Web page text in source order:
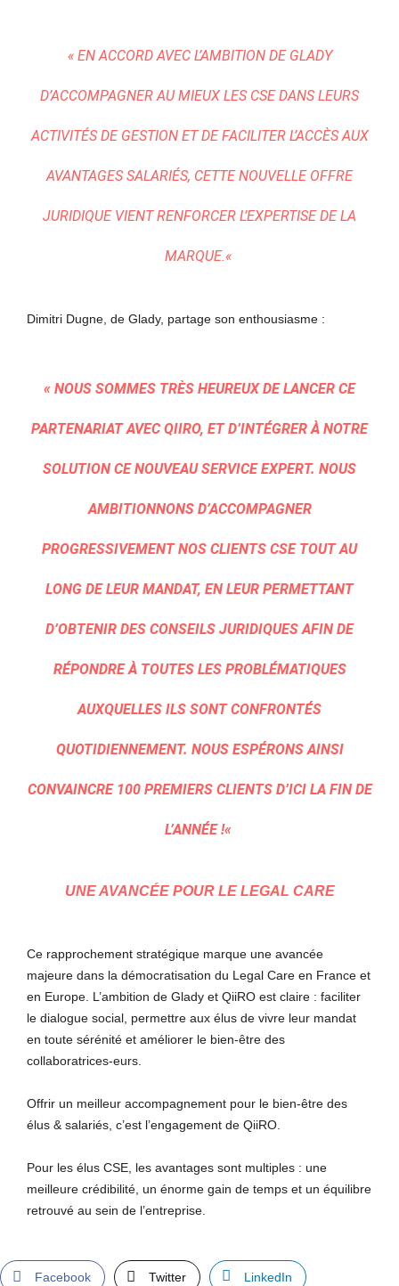
« EN ACCORD AVEC L’AMBITION DE GLADY
D’ACCOMPAGNER AU MIEUX LES CSE DANS LEURS
ACTIVITÉS DE GESTION ET DE FACILITER L’ACCÈS AUX
AVANTAGES SALARIÉS, CETTE NOUVELLE OFFRE
JURIDIQUE VIENT RENFORCER L’EXPERTISE DE LA
MARQUE.«
Dimitri Dugne, de Glady, partage son enthousiasme :
« NOUS SOMMES TRÈS HEUREUX DE LANCER CE
PARTENARIAT AVEC QIIRO, ET D’INTÉGRER À NOTRE
SOLUTION CE NOUVEAU SERVICE EXPERT. NOUS
AMBITIONNONS D’ACCOMPAGNER
PROGRESSIVEMENT NOS CLIENTS CSE TOUT AU
LONG DE LEUR MANDAT, EN LEUR PERMETTANT
D’OBTENIR DES CONSEILS JURIDIQUES AFIN DE
RÉPONDRE À TOUTES LES PROBLÉMATIQUES
AUXQUELLES ILS SONT CONFRONTÉS
QUOTIDIENNEMENT. NOUS ESPÉRONS AINSI
CONVAINCRE 100 PREMIERS CLIENTS D’ICI LA FIN DE
L’ANNÉE !«
UNE AVANCÉE POUR LE LEGAL CARE
Ce rapprochement stratégique marque une avancée
majeure dans la démocratisation du Legal Care en France et
en Europe. L’ambition de Glady et QiiRO est claire : faciliter
le dialogue social, permettre aux élus de vivre leur mandat
en toute sérénité et améliorer le bien-être des
collaboratrices-eurs.
Offrir un meilleur accompagnement pour le bien-être des
élus & salariés, c’est l’engagement de QiiRO.
Pour les élus CSE, les avantages sont multiples : une
meilleure crédibilité, un énorme gain de temps et un équilibre
retrouvé au sein de l’entreprise.
Facebook Twitter LinkedIn